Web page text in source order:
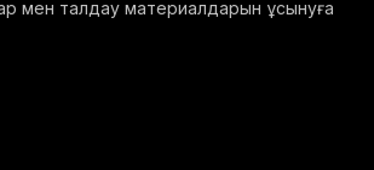
мен талдау материалдарын ұсынуға